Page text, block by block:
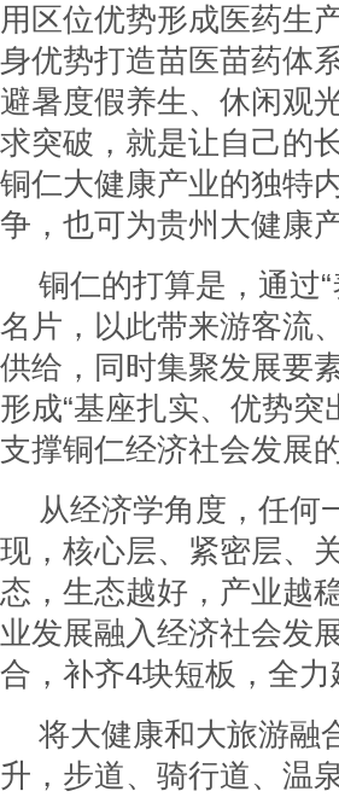
用区位优势形成医药生
身优势打造苗医苗药体
避暑度假养生、休闲观
求突破，就是让自己的
铜仁大健康产业的独特
争，也可为贵州大健康
铜仁的打算是，通过
名片，以此带来游客流
供给，同时集聚发展要
形成“基座扎实、优势
支撑铜仁经济社会发展
从经济学角度，任何
现，核心层、紧密层、
态，生态越好，产业越
业发展融入经济社会发
合，补齐4块短板，全
将大健康和大旅游融
升，步道、骑行道、温